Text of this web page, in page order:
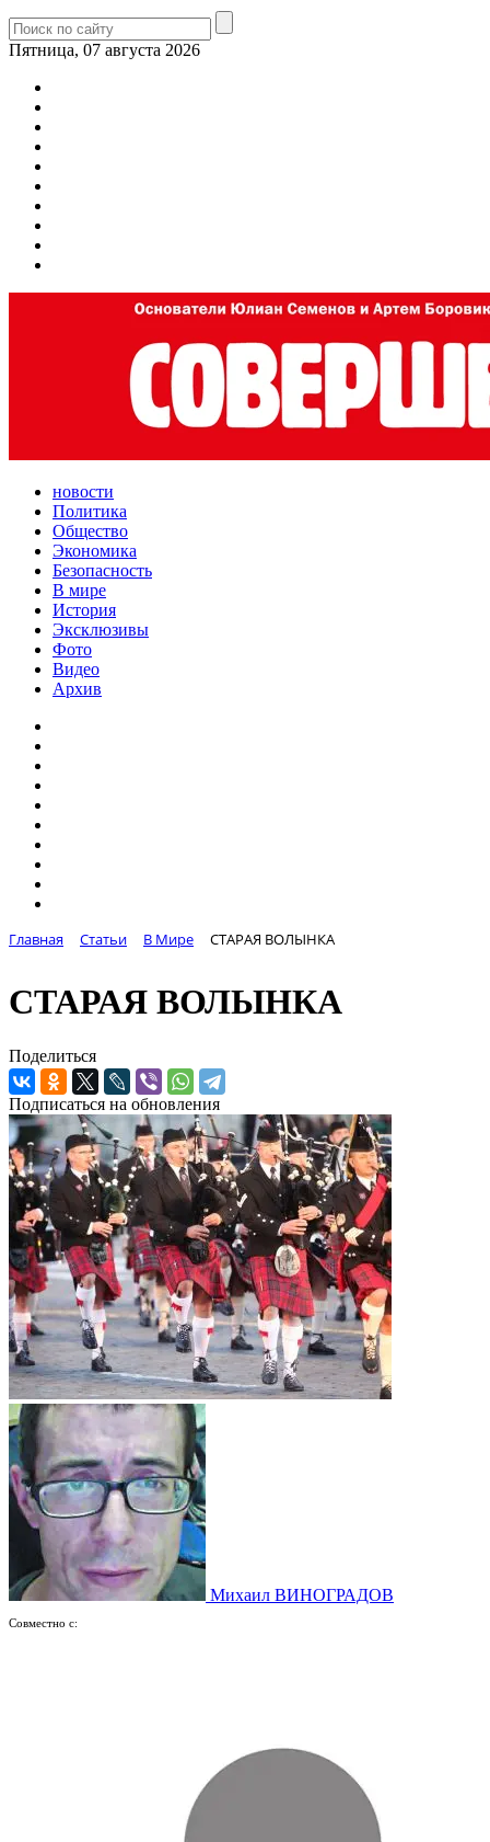
Пятница, 07 августа 2026
новости
Политика
Общество
Экономика
Безопасность
В мире
История
Эксклюзивы
Фото
Видео
Архив
Главная Статьи В Мире СТАРАЯ ВОЛЫНКА
СТАРАЯ ВОЛЫНКА
Поделиться
Подписаться на обновления
Михаил ВИНОГРАДОВ
Совместно с: